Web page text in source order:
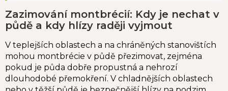
Zazimování montbrécií: Kdy je nechat v
půdě a kdy hlízy raději vyjmout
V teplejších oblastech a na chráněných stanovištích
mohou montbrécie v půdě přezimovat, zejména
pokud je půda dobře propustná a nehrozí
dlouhodobé přemokření. V chladnějších oblastech